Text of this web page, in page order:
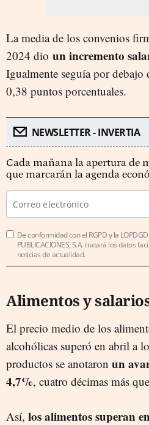
La media de los convenios
2024 dio un incremento
Igualmente seguía por debajo
0,38 puntos porcentuales.
NEWSLETTER - INVERTIA
Cada mañana la apertura de
que marcarán la agenda
De conformidad con el RGPD y la
PUBLICACIONES, S.A. tratará los datos
noticias de actualidad.
Alimentos y
El precio medio de los
alcohólicas superó en abril a
productos se anotaron un
4,7%, cuatro décimas más
Así, los alimentos superan